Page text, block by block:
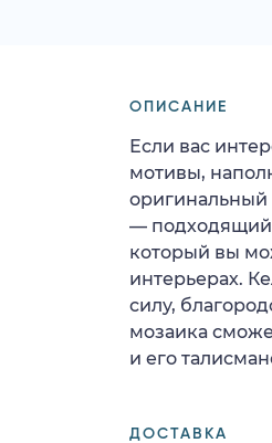
ОПИСАНИЕ
Если вас
мотивы,
— подходящий
который вы
интерьерах.
силу,
мозаика
и его
ДОСТАВКА